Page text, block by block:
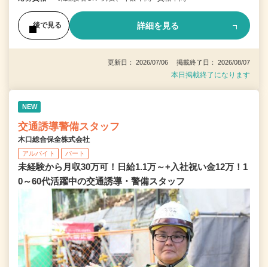
後で見る 詳細を見る
更新日： 2026/07/06 掲載終了日： 2026/08/07
本日掲載終了になります
NEW
交通誘導警備スタッフ
木口総合保全株式会社
アルバイト パート
未経験から月収30万可！日給1.1万～+入社祝い金12万！1
0～60代活躍中の交通誘導・警備スタッフ